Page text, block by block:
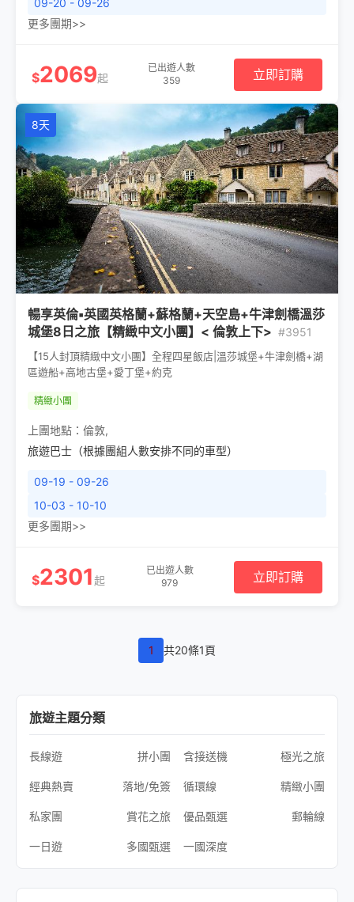
09-20 - 09-26
更多團期>>
$2069起
已出遊人數
359
立即訂購
8天
暢享英倫▪英國英格蘭+蘇格蘭+天空島+牛津劍橋溫莎
城堡8日之旅【精緻中文小團】< 倫敦上下> #3951
【15人封頂精緻中文小團】全程四星飯店|溫莎城堡+牛津劍橋+湖
區遊船+高地古堡+愛丁堡+約克
精緻小團
上團地點： 倫敦,
旅遊巴士（根據團組人數安排不同的車型）
09-19 - 09-26
10-03 - 10-10
更多團期>>
$2301起
已出遊人數
979
立即訂購
1 共20條1頁
旅遊主題分類
長線遊 拼小團 含接送機 極光之旅
經典熱賣 落地/免簽 循環線 精緻小團
私家團 賞花之旅 優品甄選 郵輪線
一日遊 多國甄選 一國深度